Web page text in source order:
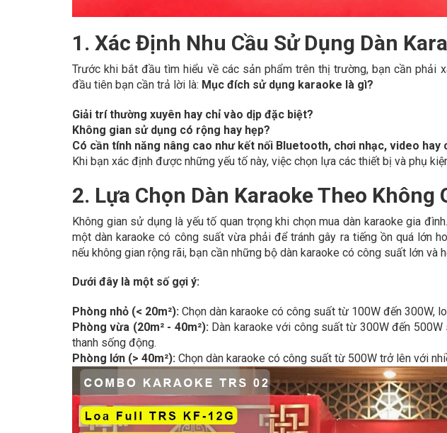
1. Xác Định Nhu Cầu Sử Dụng Dàn
Trước khi bắt đầu tìm hiểu về các sản phẩm trên thị trường, bạn cần phải
đầu tiên bạn cần trả lời là: Mục đích sử dụng karaoke là gì?
Giải trí thường xuyên hay chỉ vào dịp đặc biệt?
Không gian sử dụng có rộng hay hẹp?
Có cần tính năng nâng cao như kết nối Bluetooth, chơi nhạc, video
Khi bạn xác định được những yếu tố này, việc chọn lựa các thiết bị và phụ
2. Lựa Chọn Dàn Karaoke Theo Không
Không gian sử dụng là yếu tố quan trọng khi chọn mua dàn karaoke gia
một dàn karaoke có công suất vừa phải để tránh gây ra tiếng ồn quá lớn
nếu không gian rộng rãi, bạn cần những bộ dàn karaoke có công suất lớn và
Dưới đây là một số gợi ý:
Phòng nhỏ (< 20m²): Chọn dàn karaoke có công suất từ 100W đến 300W,
Phòng vừa (20m² - 40m²): Dàn karaoke với công suất từ 300W đến
thanh sống động.
Phòng lớn (> 40m²): Chọn dàn karaoke có công suất từ 500W trở lên với